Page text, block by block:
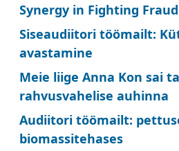
Synergy in Fighting
Siseaudiitori töömailt:
avastamine
Meie liige Anna Kon sai
rahvusvahelise auhinna
Audiitori töömailt:
biomassitehases